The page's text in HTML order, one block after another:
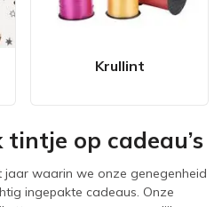
Krullint
tintje op cadeau’s
jaar waarin we onze genegenheid
ingepakte cadeaus. Onze